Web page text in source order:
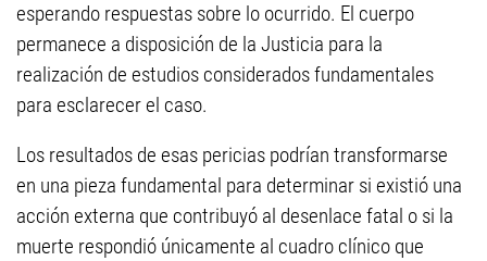
esperando respuestas sobre lo ocurrido. El cuerpo
permanece a disposición de la Justicia para la
realización de estudios considerados fundamentales
para esclarecer el caso.
Los resultados de esas pericias podrían transformarse
en una pieza fundamental para determinar si existió una
acción externa que contribuyó al desenlace fatal o si la
muerte respondió únicamente al cuadro clínico que